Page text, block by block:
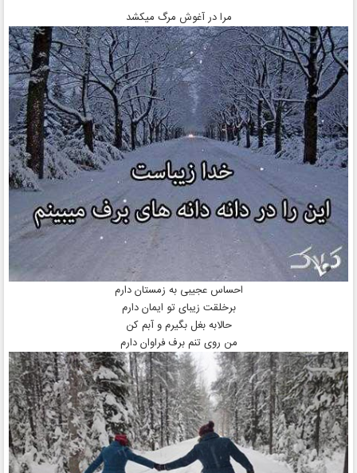
مرا در آغوش مرگ میکشد
احساس عجیبی به زمستان دارم
برخلقت زیبای تو ایمان دارم
حالابه بغل بگیرم و آبم کن
من روی تنم برف فراوان دارم